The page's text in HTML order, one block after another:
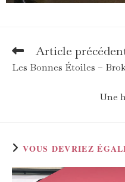
Article
Les Bonnes Étoiles –
Une
VOUS DEVRIEZ